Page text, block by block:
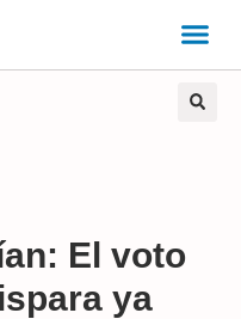
El voto
ya